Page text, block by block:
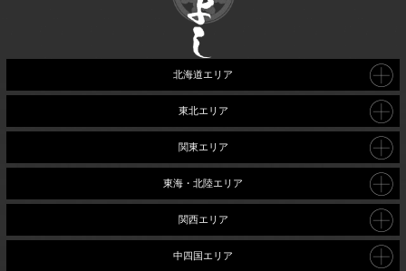
北海道エリア
東北エリア
関東エリア
東海・北陸エリア
関西エリア
中四国エリア